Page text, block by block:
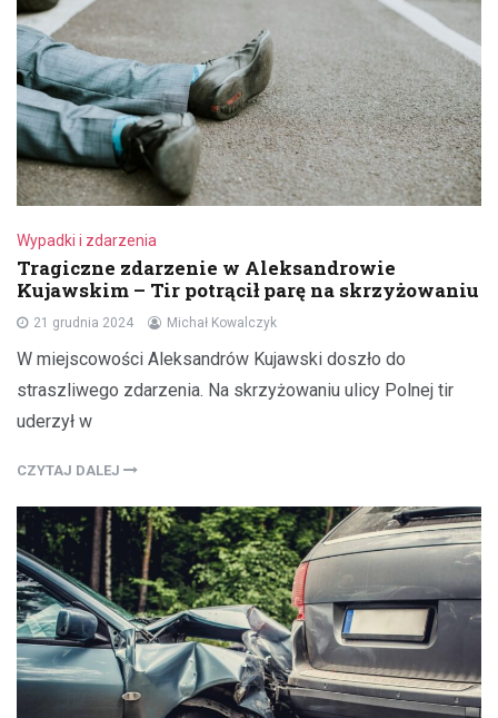
Wypadki i zdarzenia
Tragiczne zdarzenie w Aleksandrowie
Kujawskim – Tir potrącił parę na skrzyżowaniu
21 grudnia 2024 Michał Kowalczyk
W miejscowości Aleksandrów Kujawski doszło do
straszliwego zdarzenia. Na skrzyżowaniu ulicy Polnej tir
uderzył w
CZYTAJ DALEJ